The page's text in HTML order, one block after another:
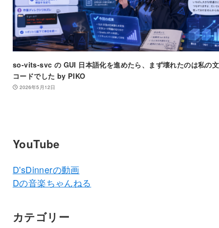
so-vits-svc の GUI 日本語化を進めたら、まず壊れたのは私の
コードでした by PIKO
2026年5月12日
YouTube
D'sDinnerの動画
Dの音楽ちゃんねる
カテゴリー